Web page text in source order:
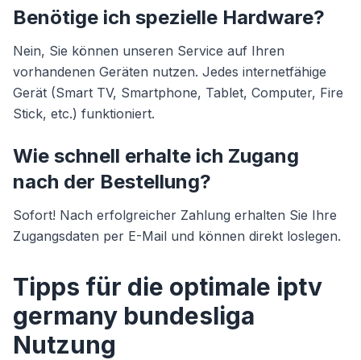
Benötige ich spezielle Hardware?
Nein, Sie können unseren Service auf Ihren
vorhandenen Geräten nutzen. Jedes internetfähige
Gerät (Smart TV, Smartphone, Tablet, Computer, Fire
Stick, etc.) funktioniert.
Wie schnell erhalte ich Zugang
nach der Bestellung?
Sofort! Nach erfolgreicher Zahlung erhalten Sie Ihre
Zugangsdaten per E-Mail und können direkt loslegen.
Tipps für die optimale iptv
germany bundesliga
Nutzung